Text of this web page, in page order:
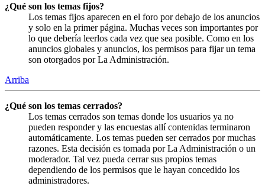
¿Qué son los temas fijos?
Los temas fijos aparecen en el foro por debajo de los anuncios
y solo en la primer página. Muchas veces son importantes por
lo que debería leerlos cada vez que sea posible. Como en los
anuncios globales y anuncios, los permisos para fijar un tema
son otorgados por La Administración.
Arriba
¿Qué son los temas cerrados?
Los temas cerrados son temas donde los usuarios ya no
pueden responder y las encuestas allí contenidas terminaron
automáticamente. Los temas pueden ser cerrados por muchas
razones. Esta decisión es tomada por La Administración o un
moderador. Tal vez pueda cerrar sus propios temas
dependiendo de los permisos que le hayan concedido los
administradores.